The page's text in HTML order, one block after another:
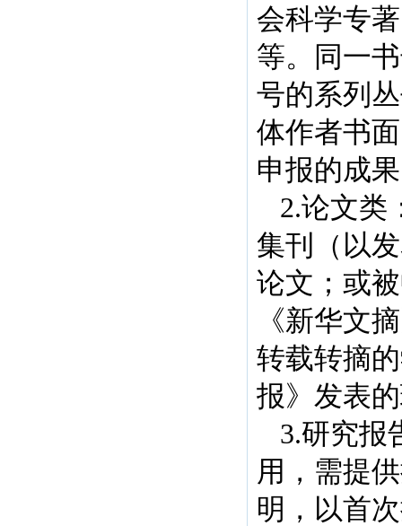
会科学专
等。同一
号的系列
体作者书
申报的成
2.论文类
集刊（以
论文；或
《新华文
转载转摘
报》发表
3.研究报
用，需提
明，以首